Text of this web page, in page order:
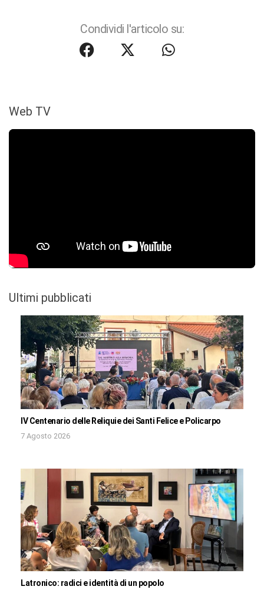
Condividi l'articolo su:
Web TV
Ultimi pubblicati
IV Centenario delle Reliquie dei Santi Felice e Policarpo
7 Agosto 2026
Latronico: radici e identità di un popolo